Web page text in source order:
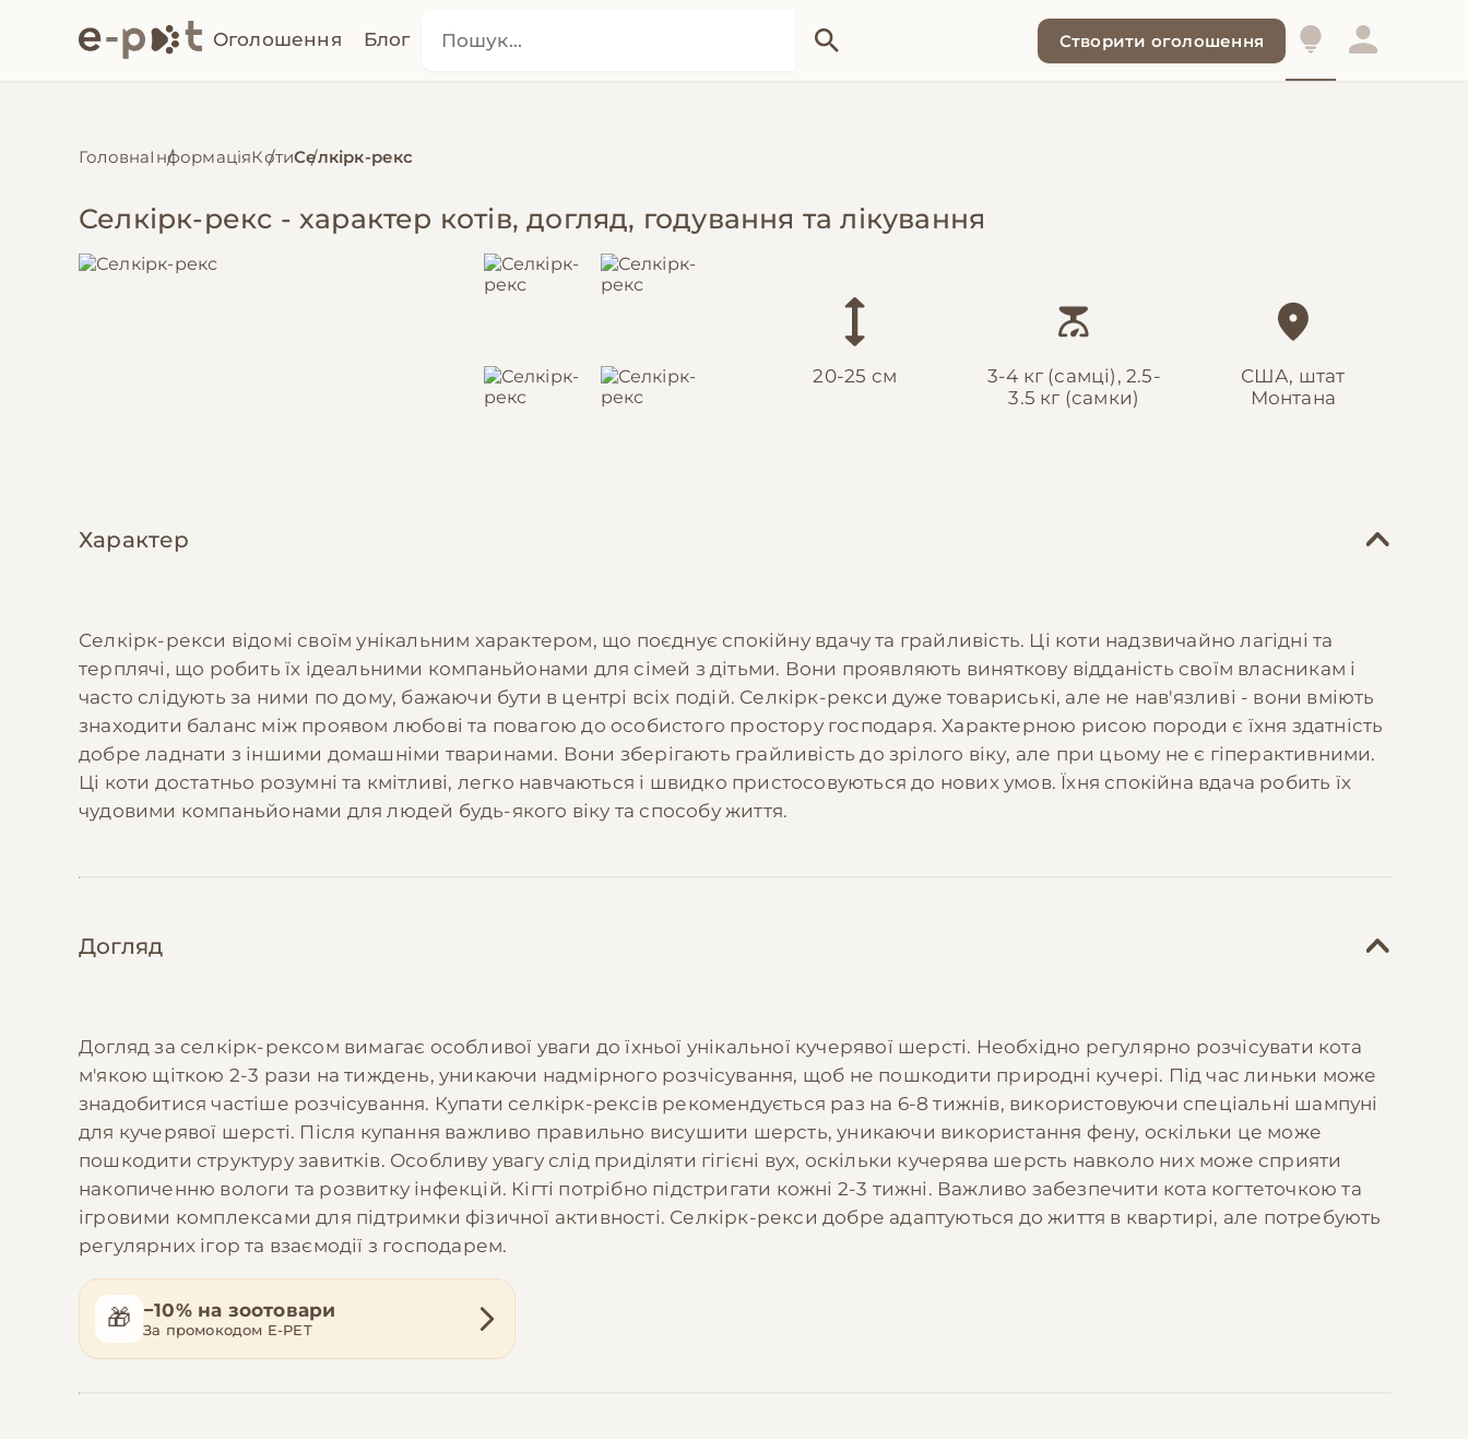
Оголошення Блог Створити оголошення
ГоловнаІнформаціяКотиСелкірк-рекс
Селкірк-рекс - характер котів, догляд, годування та лікування
20-25 см
3-4 кг (самці), 2.5-
3.5 кг (самки)
США, штат
Монтана
Характер
Селкірк-рекси відомі своїм унікальним характером, що поєднує спокійну вдачу та грайливість. Ці коти надзвичайно лагідні та
терплячі, що робить їх ідеальними компаньйонами для сімей з дітьми. Вони проявляють виняткову відданість своїм власникам і
часто слідують за ними по дому, бажаючи бути в центрі всіх подій. Селкірк-рекси дуже товариські, але не нав'язливі - вони вміють
знаходити баланс між проявом любові та повагою до особистого простору господаря. Характерною рисою породи є їхня здатність
добре ладнати з іншими домашніми тваринами. Вони зберігають грайливість до зрілого віку, але при цьому не є гіперактивними.
Ці коти достатньо розумні та кмітливі, легко навчаються і швидко пристосовуються до нових умов. Їхня спокійна вдача робить їх
чудовими компаньйонами для людей будь-якого віку та способу життя.
Догляд
Догляд за селкірк-рексом вимагає особливої уваги до їхньої унікальної кучерявої шерсті. Необхідно регулярно розчісувати кота
м'якою щіткою 2-3 рази на тиждень, уникаючи надмірного розчісування, щоб не пошкодити природні кучері. Під час линьки може
знадобитися частіше розчісування. Купати селкірк-рексів рекомендується раз на 6-8 тижнів, використовуючи спеціальні шампуні
для кучерявої шерсті. Після купання важливо правильно висушити шерсть, уникаючи використання фену, оскільки це може
пошкодити структуру завитків. Особливу увагу слід приділяти гігієні вух, оскільки кучерява шерсть навколо них може сприяти
накопиченню вологи та розвитку інфекцій. Кігті потрібно підстригати кожні 2-3 тижні. Важливо забезпечити кота когтеточкою та
ігровими комплексами для підтримки фізичної активності. Селкірк-рекси добре адаптуються до життя в квартирі, але потребують
регулярних ігор та взаємодії з господарем.
🎁 −10% на зоотовари
За промокодом E-PET